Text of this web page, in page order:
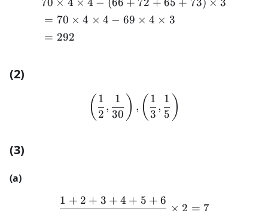
\begin{aligned} &70
= 70 × 4 × 4 − 69 × 4 × 3
= 292
(2)
\begin{aligned} \left(
( 2
1
,
30
1 ) , ( 3
1
,
5
1 )
(3)
(a)
\frac{1+2+3+4+5+6}{6}
1 + 2 + 3 + 4 + 5 + 6
× 2 = 7